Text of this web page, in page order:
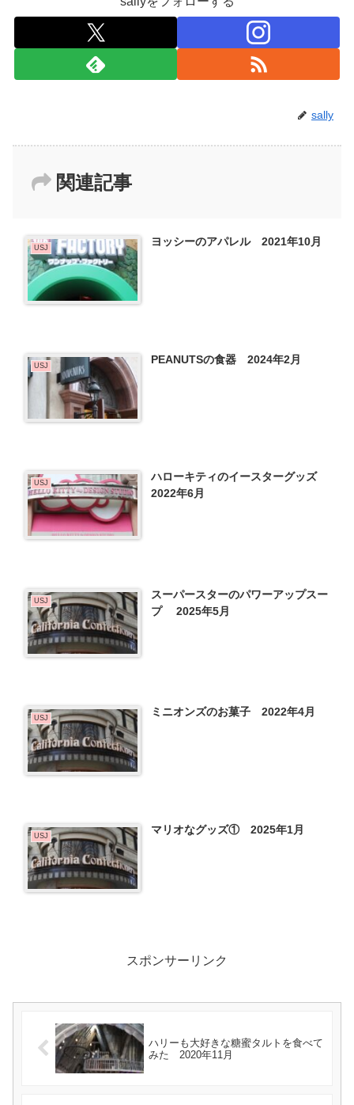
sally
関連記事
USJ ヨッシーのアパレル 2021年10月
USJ PEANUTSの食器 2024年2月
USJ
ハローキティのイースターグッズ
2022年6月
USJ
スーパースターのパワーアップスー
プ 2025年5月
USJ ミニオンズのお菓子 2022年4月
USJ マリオなグッズ① 2025年1月
スポンサーリンク
ハリーも大好きな糖蜜タルトを食べて
みた 2020年11月